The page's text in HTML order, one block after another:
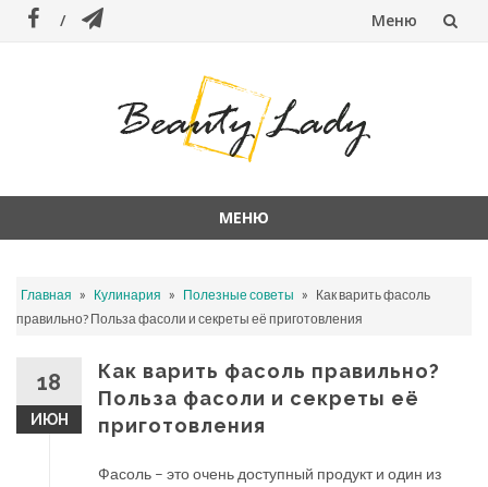
Меню
МЕНЮ
содержанию
Главная » Кулинария » Полезные советы » Как варить фасоль
правильно? Польза фасоли и секреты её приготовления
18
ИЮН
Как варить фасоль правильно?
Польза фасоли и секреты её
приготовления
Фасоль – это очень доступный продукт и один из